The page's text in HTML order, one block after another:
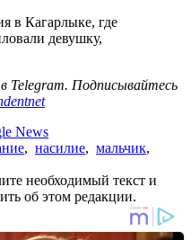
в Кагарлыке, где
девушку,
в Telegram. Подписывайтесь
News
, насилие, мальчик,
необходимый текст и
об этом редакции.